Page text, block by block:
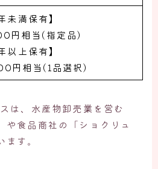
未満保有】
円相当(指定品)
以上保有】
円相当(1品選択)
は、水産物卸売業を営む
や食品商社の「ショクリュ
す。